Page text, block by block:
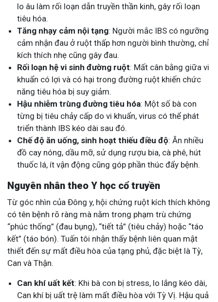
lo âu làm rối loạn dẫn truyền thần kinh, gây rối loạn
tiêu hóa.
Tăng nhạy cảm nội tạng: Người mắc IBS có ngưỡng
cảm nhận đau ở ruột thấp hơn người bình thường, chỉ
kích thích nhẹ cũng gây đau.
Rối loạn hệ vi sinh đường ruột: Mất cân bằng giữa vi
khuẩn có lợi và có hại trong đường ruột khiến chức
năng tiêu hóa bị suy giảm.
Hậu nhiễm trùng đường tiêu hóa: Một số bà con
từng bị tiêu chảy cấp do vi khuẩn, virus có thể phát
triển thành IBS kéo dài sau đó.
Chế độ ăn uống, sinh hoạt thiếu điều độ: Ăn nhiều
đồ cay nóng, dầu mỡ, sử dụng rượu bia, cà phê, hút
thuốc lá, ít vận động cũng góp phần thúc đẩy bệnh.
Nguyên nhân theo Y học cổ truyền
Từ góc nhìn của Đông y, hội chứng ruột kích thích không
có tên bệnh rõ ràng mà nằm trong phạm trù chứng
“phúc thống” (đau bụng), “tiết tả” (tiêu chảy) hoặc “táo
kết” (táo bón). Tuấn tôi nhận thấy bệnh liên quan mật
thiết đến sự mất điều hòa của tạng phủ, đặc biệt là Tỳ,
Can và Thận.
Can khí uất kết: Khi bà con bị stress, lo lắng kéo dài,
Can khí bị uất trệ làm mất điều hòa với Tỳ Vị. Hậu quả